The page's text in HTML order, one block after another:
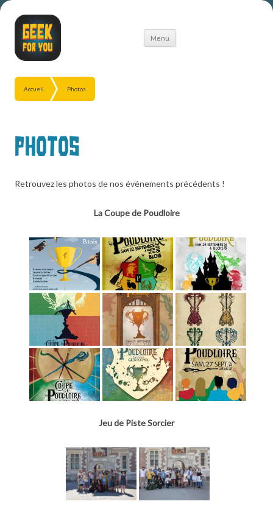
Menu
Aller
Accueil Photos
Photos
Retrouvez les photos de nos événements précédents !
La Coupe de Poudloire
Jeu de Piste Sorcier